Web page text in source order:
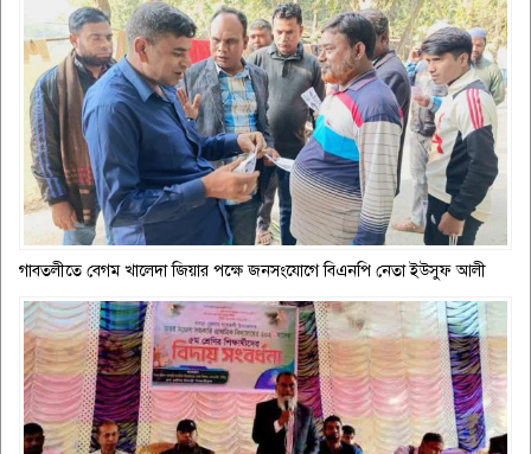
গাবতলীতে বেগম খালেদা জিয়ার পক্ষে জনসংযোগে বিএনপি নেতা ইউসুফ আলী